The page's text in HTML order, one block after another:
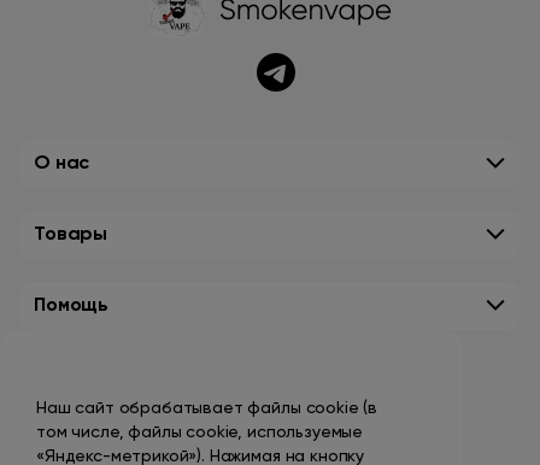
Наш сайт обрабатывает файлы cookie (в
том числе, файлы cookie, используемые
«Яндекс-метрикой»). Нажимая на кнопку
О нас
Товары
Помощь
+7 (495) 149-10-99
promo@smokenvape.su